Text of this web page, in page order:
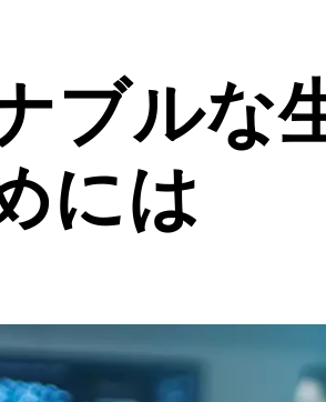
ブルな
には